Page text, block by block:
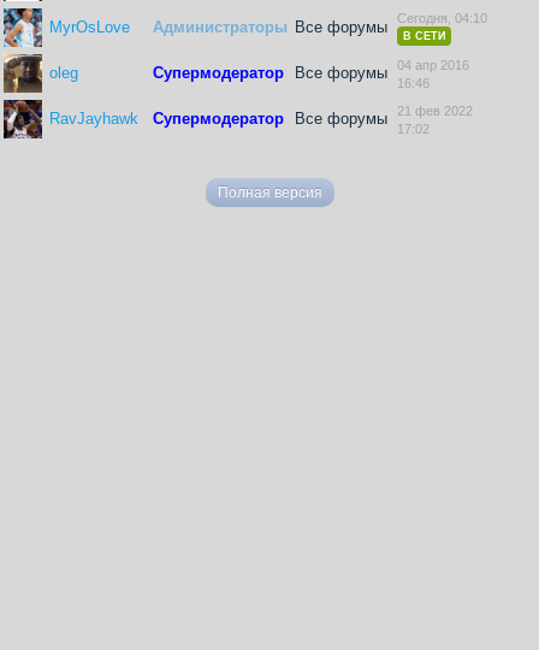
MyrOsLove Администраторы Все форумы Сегодня, 04:10
В СЕТИ
oleg Супермодератор Все форумы
04 апр 2016
16:46
RavJayhawk Супермодератор Все форумы
21 фев 2022
17:02
Полная версия